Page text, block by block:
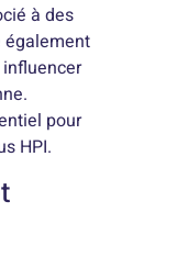
à des
également
pour
HPI.